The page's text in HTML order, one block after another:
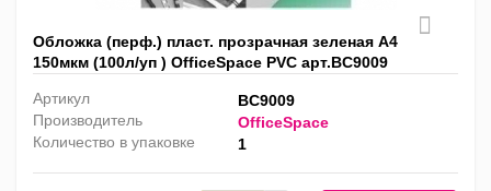
Обложка (перф.) пласт. прозрачная зеленая А4
150мкм (100л/уп ) OfficeSpace PVC арт.BC9009
Артикул
BC9009
Производитель
OfficeSpace
Количество в упаковке
1